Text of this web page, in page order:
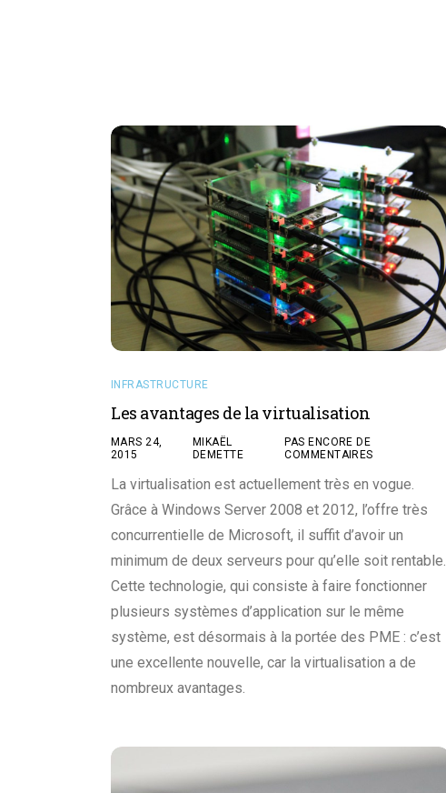
INFRASTRUCTURE
Les avantages de la virtualisation
MARS 24,
2015
MIKAËL
DEMETTE
PAS ENCORE DE
COMMENTAIRES
La virtualisation est actuellement très en vogue.
Grâce à Windows Server 2008 et 2012, l’offre très
concurrentielle de Microsoft, il suffit d’avoir un
minimum de deux serveurs pour qu’elle soit rentable.
Cette technologie, qui consiste à faire fonctionner
plusieurs systèmes d’application sur le même
système, est désormais à la portée des PME : c’est
une excellente nouvelle, car la virtualisation a de
nombreux avantages.